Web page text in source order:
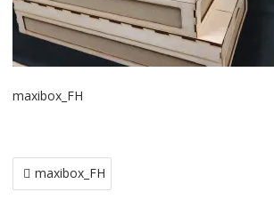
maxibox_FH
Navegación
de
maxibox_FH